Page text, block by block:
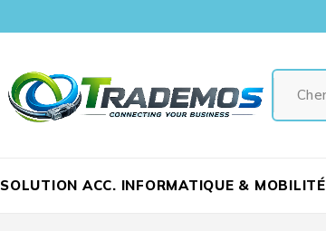
SOLUTION ACC. INFORMATIQUE & MOBILITÉ